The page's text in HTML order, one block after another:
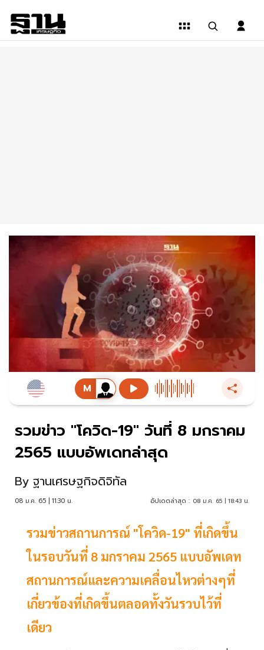
รวมข่าว "โควิด-19" วันที่ 8 มกราคม
2565 แบบอัพเดทล่าสุด
By ฐานเศรษฐกิจดิจิทัล
08 ม.ค. 65 | 11:30 น. อัปเดตล่าสุด : 08 ม.ค. 65 | 18:43 น.
รวมข่าวสถานการณ์ "โควิด-19" ที่เกิดขึ้น
ในรอบวันที่ 8 มกราคม 2565 แบบอัพเดท
สถานการณ์และความเคลื่อนไหวต่างๆที่
เกี่ยวข้องที่เกิดขึ้นตลอดทั้งวันรวบไว้ที่
เดียว